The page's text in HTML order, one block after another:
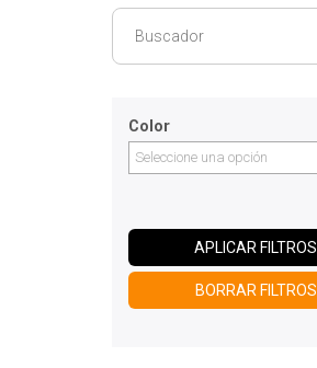
Color
Seleccione una opción
APLICAR FILTROS
BORRAR FILTROS